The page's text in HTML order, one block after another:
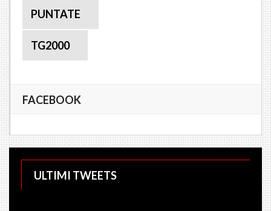
PUNTATE
TG2000
FACEBOOK
ULTIMI TWEETS